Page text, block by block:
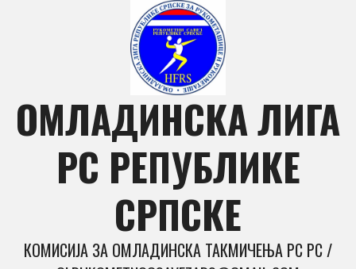
ОМЛАДИНСКА ЛИГА
РС РЕПУБЛИКЕ
СРПСКЕ
КОМИСИЈА ЗА ОМЛАДИНСКА ТАКМИЧЕЊА РС РС /